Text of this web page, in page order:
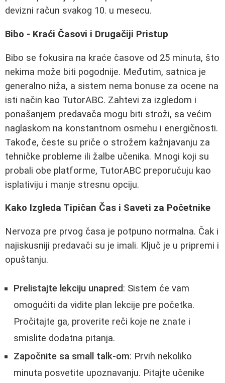
devizni račun svakog 10. u mesecu.
Bibo - Kraći Časovi i Drugačiji Pristup
Bibo se fokusira na kraće časove od 25 minuta, što
nekima može biti pogodnije. Međutim, satnica je
generalno niža, a sistem nema bonuse za ocene na
isti način kao TutorABC. Zahtevi za izgledom i
ponašanjem predavača mogu biti stroži, sa većim
naglaskom na konstantnom osmehu i energičnosti.
Takođe, česte su priče o strožem kažnjavanju za
tehničke probleme ili žalbe učenika. Mnogi koji su
probali obe platforme, TutorABC preporučuju kao
isplativiju i manje stresnu opciju.
Kako Izgleda Tipičan Čas i Saveti za Početnike
Nervoza pre prvog časa je potpuno normalna. Čak i
najiskusniji predavači su je imali. Ključ je u pripremi i
opuštanju.
Prelistajte lekciju unapred: Sistem će vam
omogućiti da vidite plan lekcije pre početka.
Pročitajte ga, proverite reči koje ne znate i
smislite dodatna pitanja.
Započnite sa small talk-om: Prvih nekoliko
minuta posvetite upoznavanju. Pitajte učenike